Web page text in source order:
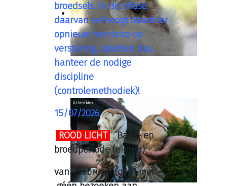
broedsels. In de eifase
daarvan verhoogt daardoor
opnieuw het risico op
verstoring, opletten dus,
hanteer de nodige
discipline
(controlemethodiek)!
15/07/2026.
ROOD LICHT:Balts- en
broedperiode (eieren):
van 1 februari tot 31 mei –